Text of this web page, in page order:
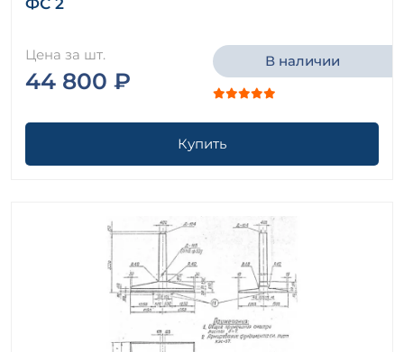
ФС 2
Цена за шт.
44 800 ₽
В наличии
Купить